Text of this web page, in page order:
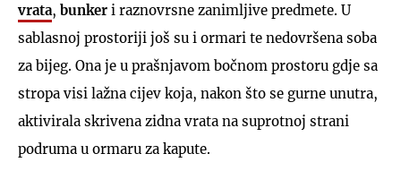
vrata, bunker i raznovrsne zanimljive predmete. U
sablasnoj prostoriji još su i ormari te nedovršena soba
za bijeg. Ona je u prašnjavom bočnom prostoru gdje sa
stropa visi lažna cijev koja, nakon što se gurne unutra,
aktivirala skrivena zidna vrata na suprotnoj strani
podruma u ormaru za kapute.